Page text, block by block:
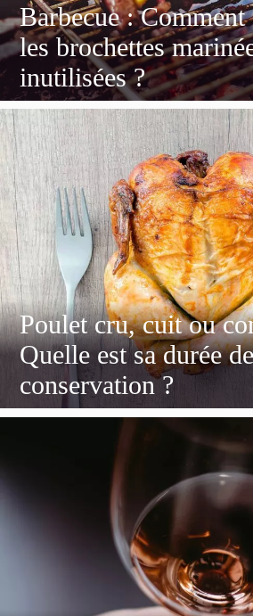
Barbecue : Comment
les brochettes
inutilisées ?
Poulet cru, cuit ou
Quelle est sa durée
conservation ?